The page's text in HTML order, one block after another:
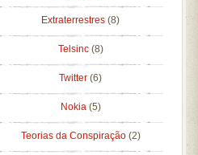
Extraterrestres (8)
Telsinc (8)
Twitter (6)
Nokia (5)
Teorias da Conspiração (2)